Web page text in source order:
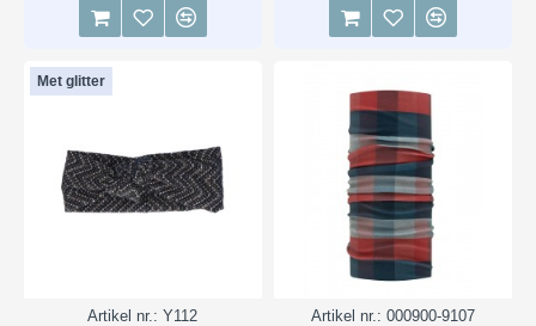
Met glitter
Artikel nr.: Y112 Artikel nr.: 000900-9107